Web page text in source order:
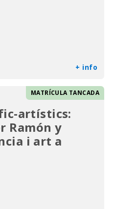
+ info
MATRÍCULA TANCADA
artístics:
Ramón y
i art a